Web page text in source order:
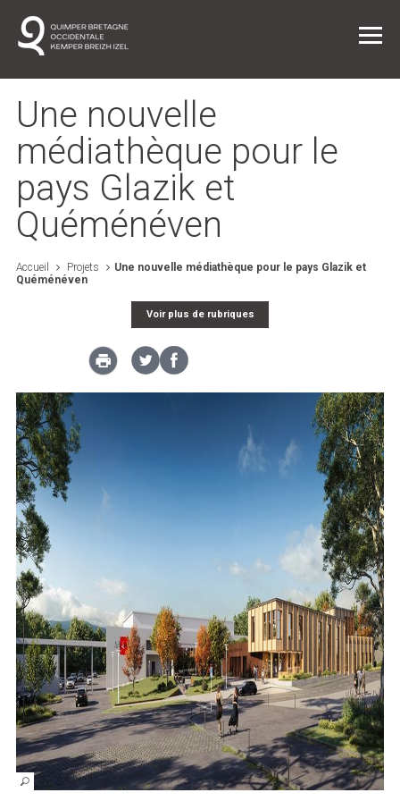
Vie quotidienne
Entreprendre dans l'agglo
L'agglo / L'institution
Marée Météo/UV Select Language ▼
BREZHONEG
Une nouvelle
médiathèque pour le
pays Glazik et
Quéménéven
Accueil Projets
Une nouvelle médiathèque pour le pays Glazik et
Quéménéven
Voir plus de rubriques